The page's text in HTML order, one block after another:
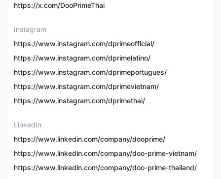
Maksimum na Leverage
Minimum na Spread Mula sa 0.1 pips
Platform sa Pag-trade
MT4, MT5, Doo Prime
InTrade, TradingView
Pamamaraan ng
Pagwi-withdraw
Customer Service
Email/ numero ng
telepono /live chat /24/7
https://x.com/DooPrimeThai
Instagram
https://www.instagram.com/dprimeofficial/
https://www.instagram.com/dprimelatino/
https://www.instagram.com/dprimeportugues/
https://www.instagram.com/dprimevietnam/
https://www.instagram.com/dprimethai/
LinkedIn
https://www.linkedin.com/company/dooprime/
https://www.linkedin.com/company/doo-prime-vietnam/
https://www.linkedin.com/company/doo-prime-thailand/